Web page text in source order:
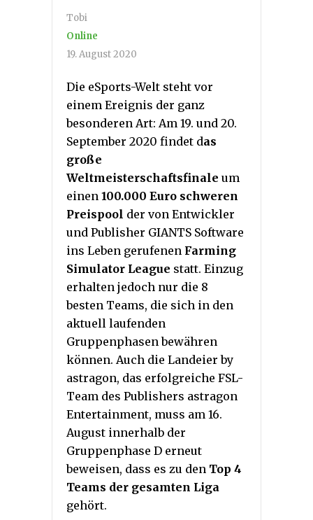
Tobi
Online
19. August 2020
Die eSports-Welt steht vor
einem Ereignis der ganz
besonderen Art: Am 19. und 20.
September 2020 findet das
große
Weltmeisterschaftsfinale um
einen 100.000 Euro schweren
Preispool der von Entwickler
und Publisher GIANTS Software
ins Leben gerufenen Farming
Simulator League statt. Einzug
erhalten jedoch nur die 8
besten Teams, die sich in den
aktuell laufenden
Gruppenphasen bewähren
können. Auch die Landeier by
astragon, das erfolgreiche FSL-
Team des Publishers astragon
Entertainment, muss am 16.
August innerhalb der
Gruppenphase D erneut
beweisen, dass es zu den Top 4
Teams der gesamten Liga
gehört.